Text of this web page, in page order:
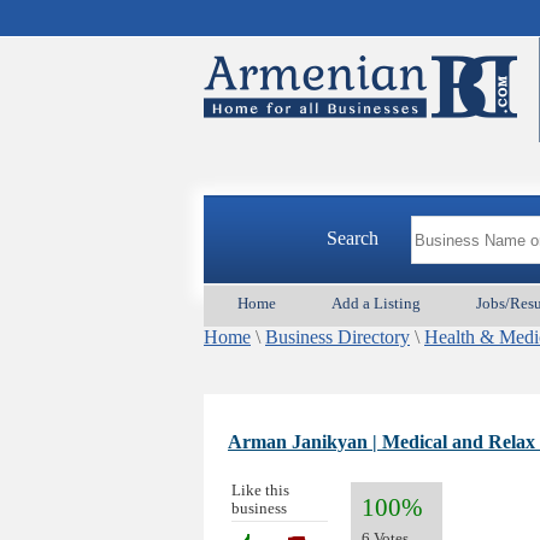
Search
Home Add a Listing Jobs/
Home \ Business Directory \ Health &
Arman Janikyan | Medical and Relax
Like this
business
100%